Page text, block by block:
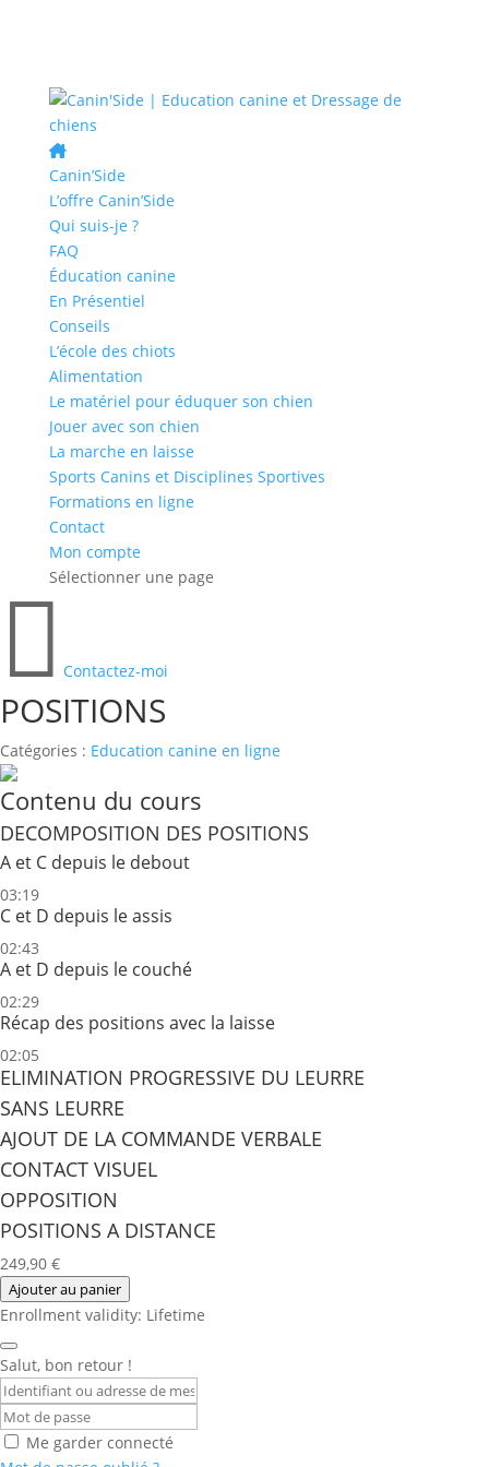
Canin’Side
L’offre Canin’Side
Qui suis-je ?
FAQ
Éducation canine
En Présentiel
Conseils
L’école des chiots
Alimentation
Le matériel pour éduquer son chien
Jouer avec son chien
La marche en laisse
Sports Canins et Disciplines Sportives
Formations en ligne
Contact
Mon compte
Sélectionner une page
 Contactez-moi
POSITIONS
Catégories : Education canine en ligne
Contenu du cours
DECOMPOSITION DES POSITIONS
A et C depuis le debout
03:19
C et D depuis le assis
02:43
A et D depuis le couché
02:29
Récap des positions avec la laisse
02:05
ELIMINATION PROGRESSIVE DU LEURRE
SANS LEURRE
AJOUT DE LA COMMANDE VERBALE
CONTACT VISUEL
OPPOSITION
POSITIONS A DISTANCE
249,90 €
Ajouter au panier
Enrollment validity: Lifetime
Salut, bon retour !
Me garder connecté